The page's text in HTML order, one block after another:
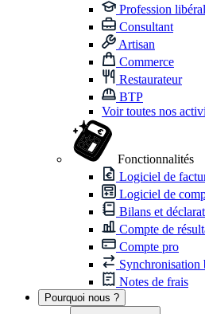
Profession
Consultant
Artisan
Commerce
Restaurateur
BTP
Voir toutes nos
Fonctionnalités
Logiciel de
Logiciel de
Bilans et
Compte de
Compte pro
Synchronisation
Notes de frais
Pourquoi nous ?